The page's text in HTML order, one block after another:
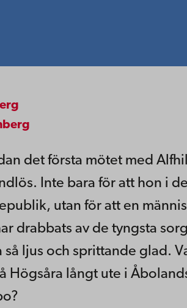
det första mötet med
Inte bara för att hon i
utan för att en
drabbats av de tyngsta
så ljus och sprittande glad.
Högsåra långt ute i